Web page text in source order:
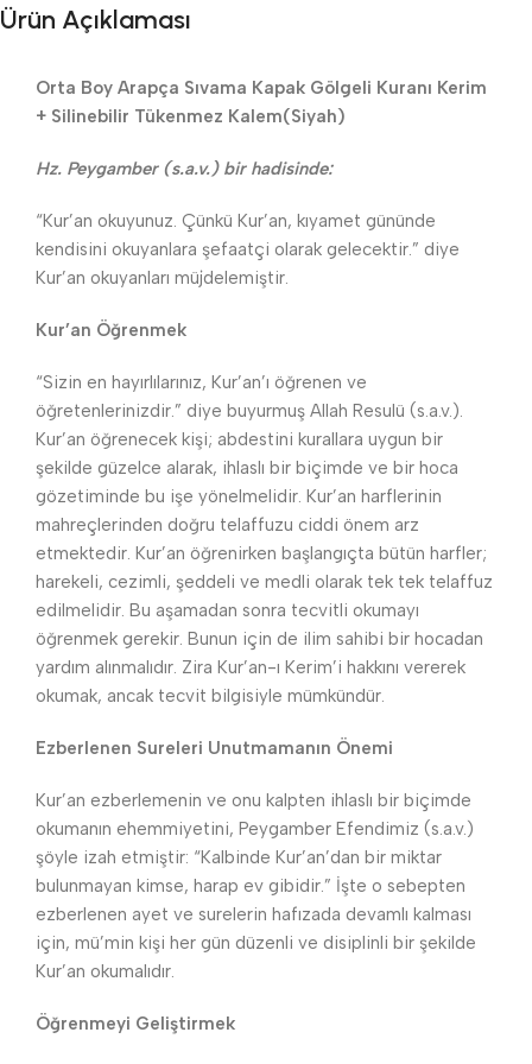
Ürün Açıklaması
Orta Boy Arapça Sıvama Kapak Gölgeli Kuranı Kerim
+ Silinebilir Tükenmez Kalem(Siyah)
Hz. Peygamber (s.a.v.) bir hadisinde:
“Kur’an okuyunuz. Çünkü Kur’an, kıyamet gününde
kendisini okuyanlara şefaatçi olarak gelecektir.” diye
Kur’an okuyanları müjdelemiştir.
Kur’an Öğrenmek
“Sizin en hayırlılarınız, Kur’an’ı öğrenen ve
öğretenlerinizdir.” diye buyurmuş Allah Resulü (s.a.v.).
Kur’an öğrenecek kişi; abdestini kurallara uygun bir
şekilde güzelce alarak, ihlaslı bir biçimde ve bir hoca
gözetiminde bu işe yönelmelidir. Kur’an harflerinin
mahreçlerinden doğru telaffuzu ciddi önem arz
etmektedir. Kur’an öğrenirken başlangıçta bütün harfler;
harekeli, cezimli, şeddeli ve medli olarak tek tek telaffuz
edilmelidir. Bu aşamadan sonra tecvitli okumayı
öğrenmek gerekir. Bunun için de ilim sahibi bir hocadan
yardım alınmalıdır. Zira Kur’an-ı Kerim’i hakkını vererek
okumak, ancak tecvit bilgisiyle mümkündür.
Ezberlenen Sureleri Unutmamanın Önemi
Kur’an ezberlemenin ve onu kalpten ihlaslı bir biçimde
okumanın ehemmiyetini, Peygamber Efendimiz (s.a.v.)
şöyle izah etmiştir: “Kalbinde Kur’an’dan bir miktar
bulunmayan kimse, harap ev gibidir.” İşte o sebepten
ezberlenen ayet ve surelerin hafızada devamlı kalması
için, mü’min kişi her gün düzenli ve disiplinli bir şekilde
Kur’an okumalıdır.
Öğrenmeyi Geliştirmek